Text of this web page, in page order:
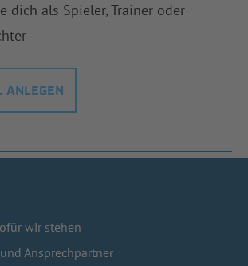
dich als Spieler, Trainer oder
ANLEGEN
wir stehen
Ansprechpartner